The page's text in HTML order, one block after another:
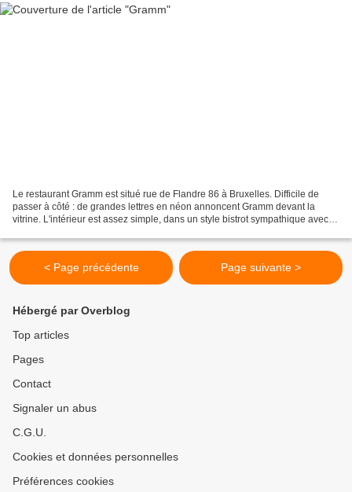
Le restaurant Gramm est situé rue de Flandre 86 à Bruxelles. Difficile de
passer à côté : de grandes lettres en néon annoncent Gramm devant la
vitrine. L'intérieur est assez simple, dans un style bistrot sympathique avec
< Page précédente Page suivante >
Hébergé par Overblog
Top articles
Pages
Contact
Signaler un abus
C.G.U.
Cookies et données personnelles
Préférences cookies